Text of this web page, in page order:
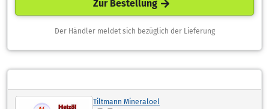
Zur Bestellung
Der Händler meldet sich bezüglich der Lieferung
Tiltmann Mineraloel